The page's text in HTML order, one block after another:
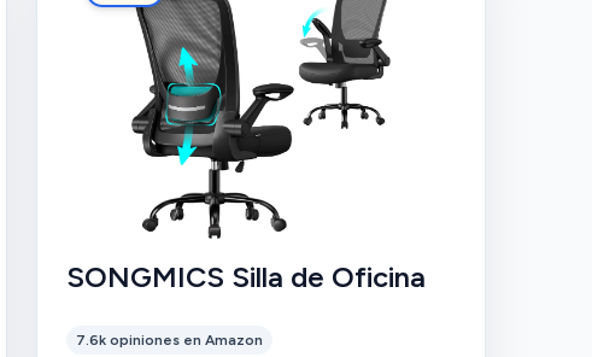
SONGMICS Silla de Oficina
7.6k opiniones en Amazon